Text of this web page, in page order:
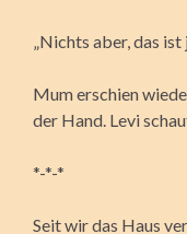
„Nichts aber, das
Mum erschien
der Hand. Levi
*-*-*
Seit wir das Haus